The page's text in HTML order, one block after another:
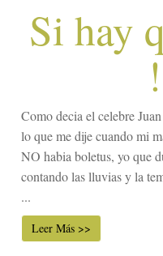
Si hay
Como decia el celebre
lo que me dije cuando mi
NO habia boletus, yo que
contando las lluvias y la
...
Leer Más >>